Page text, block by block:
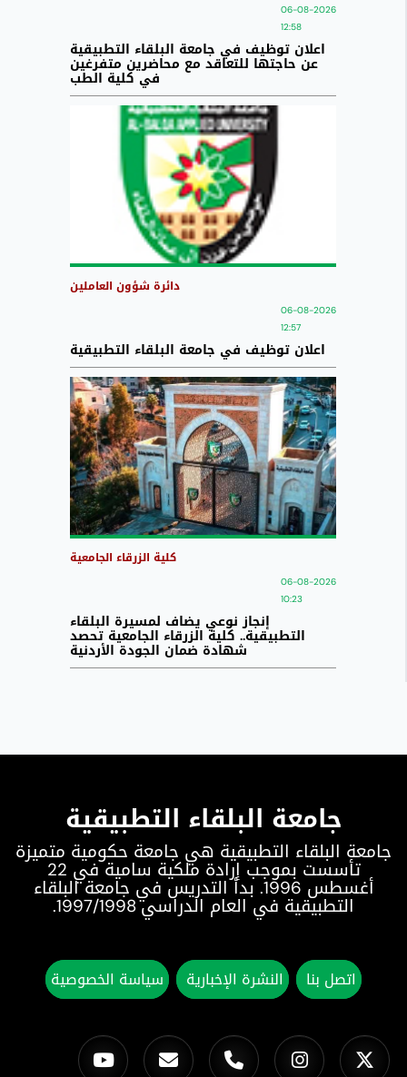
06-08-2026
12:58
اعلان توظيف في جامعة البلقاء التطبيقية
عن حاجتها للتعاقد مع محاضرين متفرغين
في كلية الطب
دائرة شؤون العاملين
06-08-2026
12:57
اعلان توظيف في جامعة البلقاء التطبيقية
كلية الزرقاء الجامعية
06-08-2026
10:23
إنجاز نوعي يضاف لمسيرة البلقاء
التطبيقية.. كلية الزرقاء الجامعية تحصد
شهادة ضمان الجودة الأردنية
جامعة البلقاء التطبيقية
جامعة البلقاء التطبيقية هي جامعة حكومية متميزة
تأسست بموجب إرادة ملكية سامية في 22
أغسطس 1996. بدأ التدريس في جامعة البلقاء
التطبيقية في العام الدراسي 1997/1998.
اتصل بنا النشرة الإخبارية سياسة الخصوصية